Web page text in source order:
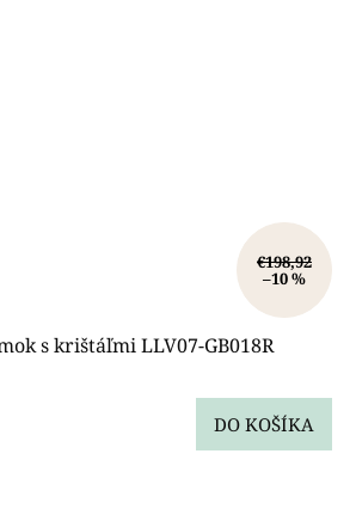
€198,92
–10 %
s krištáľmi LLV07-GB018R
DO KOŠÍKA